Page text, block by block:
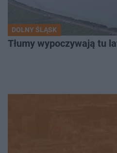
DOLNY ŚLĄSK
Tłumy wypoczywają tu